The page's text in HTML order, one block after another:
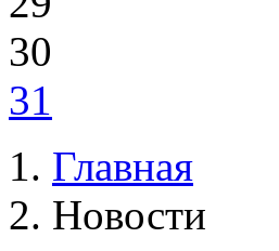
30
31
Главная
Новости